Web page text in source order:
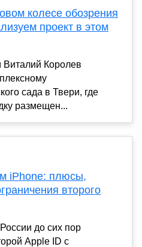
колесе обозрения
проект в этом
Виталий Королев
сада в Твери, где
размещен...
iPhone: плюсы,
второго
до сих пор
Apple ID с